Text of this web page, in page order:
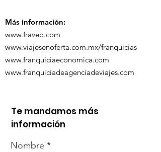
Más información:
www.fraveo.com
www.viajesenoferta.com.mx/franquicias
www.franquiciaeconomica.com
www.franquiciadeagenciadeviajes.com
Te mandamos más
información
Nombre